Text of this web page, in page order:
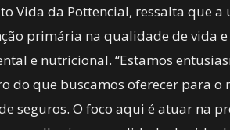
Vida da Pottencial, ressalta que a
primária na qualidade de vida e
e nutricional. “Estamos
do que buscamos oferecer para o
seguros. O foco aqui é atuar na